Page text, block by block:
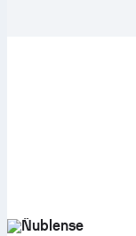
Ñublense